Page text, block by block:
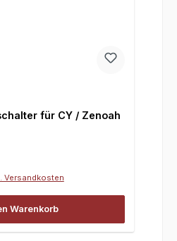
für CY / Zenoah
Versandkosten
Warenkorb